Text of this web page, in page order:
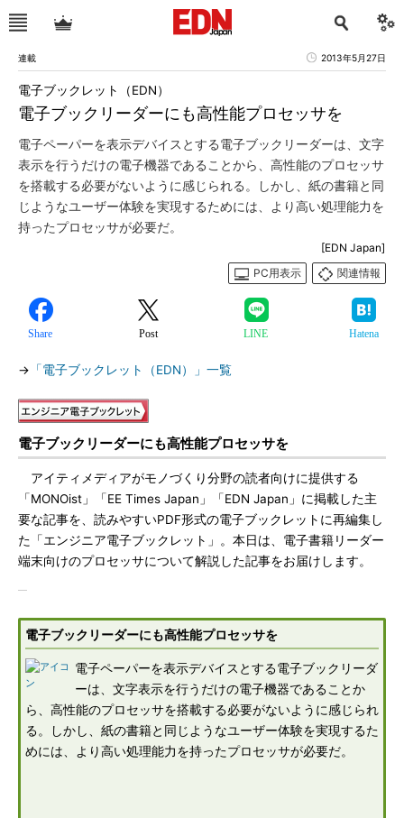
連載 2013年5月27日
電子ブックリーダーにも高性能プロセッサを
電子ブックレット（EDN）
電子ペーパーを表示デバイスとする電子ブックリーダーは、文字
表示を行うだけの電子機器であることから、高性能のプロセッサ
を搭載する必要がないように感じられる。しかし、紙の書籍と同
じようなユーザー体験を実現するためには、より高い処理能力を
持ったプロセッサが必要だ。
[EDN Japan]
PC用表示
関連情報
Share Post LINE Hatena
→ 「電子ブックレット（EDN）」一覧
電子ブックリーダーにも高性能プロセッサを
アイティメディアがモノづくり分野の読者向けに提供する
「MONOist」「EE Times Japan」「EDN Japan」に掲載した主
要な記事を、読みやすいPDF形式の電子ブックレットに再編集し
た「エンジニア電子ブックレット」。本日は、電子書籍リーダー
端末向けのプロセッサについて解説した記事をお届けします。
電子ブックリーダーにも高性能プロセッサを
電子ペーパーを表示デバイスとする電子ブックリーダ
ーは、文字表示を行うだけの電子機器であることか
ら、高性能のプロセッサを搭載する必要がないように感じられ
る。しかし、紙の書籍と同じようなユーザー体験を実現するた
めには、より高い処理能力を持ったプロセッサが必要だ。